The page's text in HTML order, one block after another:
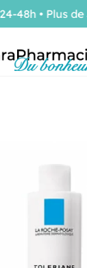
• Plus de